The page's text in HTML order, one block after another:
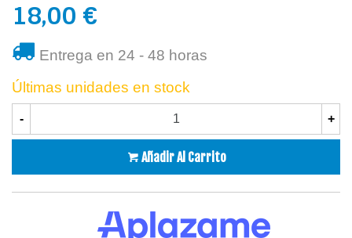
18,00 €
Entrega en 24 - 48 horas
Últimas unidades en stock
- +
Añadir Al Carrito